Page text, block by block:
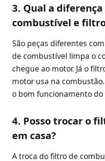
3. Qual a
combustível e
São peças diferentes
de combustível limpa o
chegue ao motor. Já o
motor usa na
o bom funcionamento do
4. Posso trocar o
em casa?
A troca do filtro de